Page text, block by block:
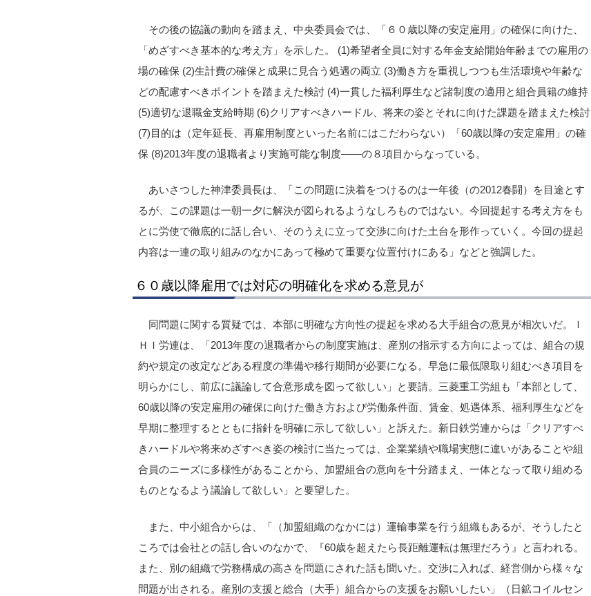
その後の協議の動向を踏まえ、中央委員会では、「６０歳以降の安定雇用」の確保に向けた、
「めざすべき基本的な考え方」を示した。 (1)希望者全員に対する年金支給開始年齢までの雇用の
場の確保 (2)生計費の確保と成果に見合う処遇の両立 (3)働き方を重視しつつも生活環境や年齢な
どの配慮すべきポイントを踏まえた検討 (4)一貫した福利厚生など諸制度の適用と組合員籍の維持
(5)適切な退職金支給時期 (6)クリアすべきハードル、将来の姿とそれに向けた課題を踏まえた検討
(7)目的は（定年延長、再雇用制度といった名前にはこだわらない）「60歳以降の安定雇用」の確
保 (8)2013年度の退職者より実施可能な制度――の８項目からなっている。
あいさつした神津委員長は、「この問題に決着をつけるのは一年後（の2012春闘）を目途とす
るが、この課題は一朝一夕に解決が図られるようなしろものではない。今回提起する考え方をも
とに労使で徹底的に話し合い、そのうえに立って交渉に向けた土台を形作っていく。今回の提起
内容は一連の取り組みのなかにあって極めて重要な位置付けにある」などと強調した。
６０歳以降雇用では対応の明確化を求める意見が
同問題に関する質疑では、本部に明確な方向性の提起を求める大手組合の意見が相次いだ。Ｉ
ＨＩ労連は、「2013年度の退職者からの制度実施は、産別の指示する方向によっては、組合の規
約や規定の改定などある程度の準備や移行期間が必要になる。早急に最低限取り組むべき項目を
明らかにし、前広に議論して合意形成を図って欲しい」と要請。三菱重工労組も「本部として、
60歳以降の安定雇用の確保に向けた働き方および労働条件面、賃金、処遇体系、福利厚生などを
早期に整理するとともに指針を明確に示して欲しい」と訴えた。新日鉄労連からは「クリアすべ
きハードルや将来めざすべき姿の検討に当たっては、企業業績や職場実態に違いがあることや組
合員のニーズに多様性があることから、加盟組合の意向を十分踏まえ、一体となって取り組める
ものとなるよう議論して欲しい」と要望した。
また、中小組合からは、「（加盟組織のなかには）運輸事業を行う組織もあるが、そうしたと
ころでは会社との話し合いのなかで、『60歳を超えたら長距離運転は無理だろう』と言われる。
また、別の組織で労務構成の高さを問題にされた話も聞いた。交渉に入れば、経営側から様々な
問題が出される。産別の支援と総合（大手）組合からの支援をお願いしたい」（日鉱コイルセン